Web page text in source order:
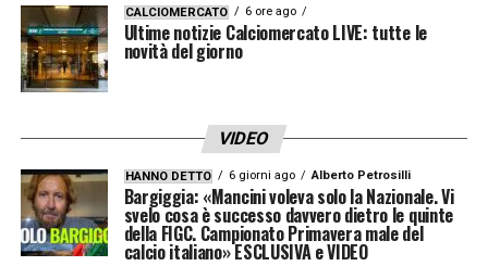
CALCIOMERCATO 6 ore ago
Ultime notizie Calciomercato LIVE: tutte le
novità del giorno
VIDEO
HANNO DETTO 6 giorni ago Alberto Petrosilli
Bargiggia: «Mancini voleva solo la Nazionale. Vi
svelo cosa è successo davvero dietro le quinte
della FIGC. Campionato Primavera male del
calcio italiano» ESCLUSIVA e VIDEO